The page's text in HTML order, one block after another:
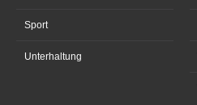
Sport
Unterhaltung